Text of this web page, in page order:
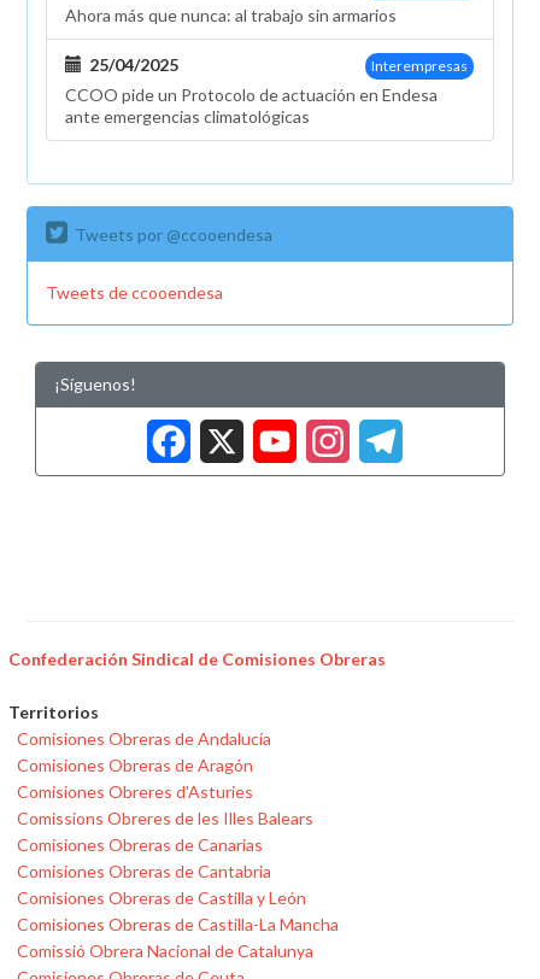
Ahora más que nunca: al trabajo sin armarios
Interempresas
25/04/2025
CCOO pide un Protocolo de actuación en Endesa
ante emergencias climatológicas
Tweets por @ccooendesa
Tweets de ccooendesa
¡Síguenos!
Facebook
X
Confederación Sindical de Comisiones Obreras
Territorios
Comisiones Obreras de Andalucía
Comisiones Obreras de Aragón
Comisiones Obreres d'Asturies
Comissions Obreres de les Illes Balears
Comisiones Obreras de Canarias
Comisiones Obreras de Cantabria
Comisiones Obreras de Castilla y León
Comisiones Obreras de Castilla-La Mancha
Comissió Obrera Nacional de Catalunya